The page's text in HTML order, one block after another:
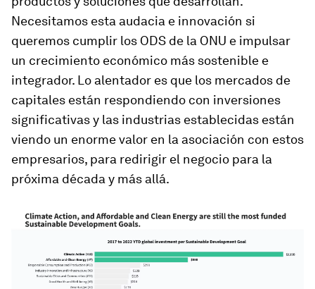
Necesitamos esta audacia e innovación si
queremos cumplir los ODS de la ONU e impulsar
un crecimiento económico más sostenible e
integrador. Lo alentador es que los mercados de
capitales están respondiendo con inversiones
significativas y las industrias establecidas están
viendo un enorme valor en la asociación con estos
empresarios, para redirigir el negocio para la
próxima década y más allá.